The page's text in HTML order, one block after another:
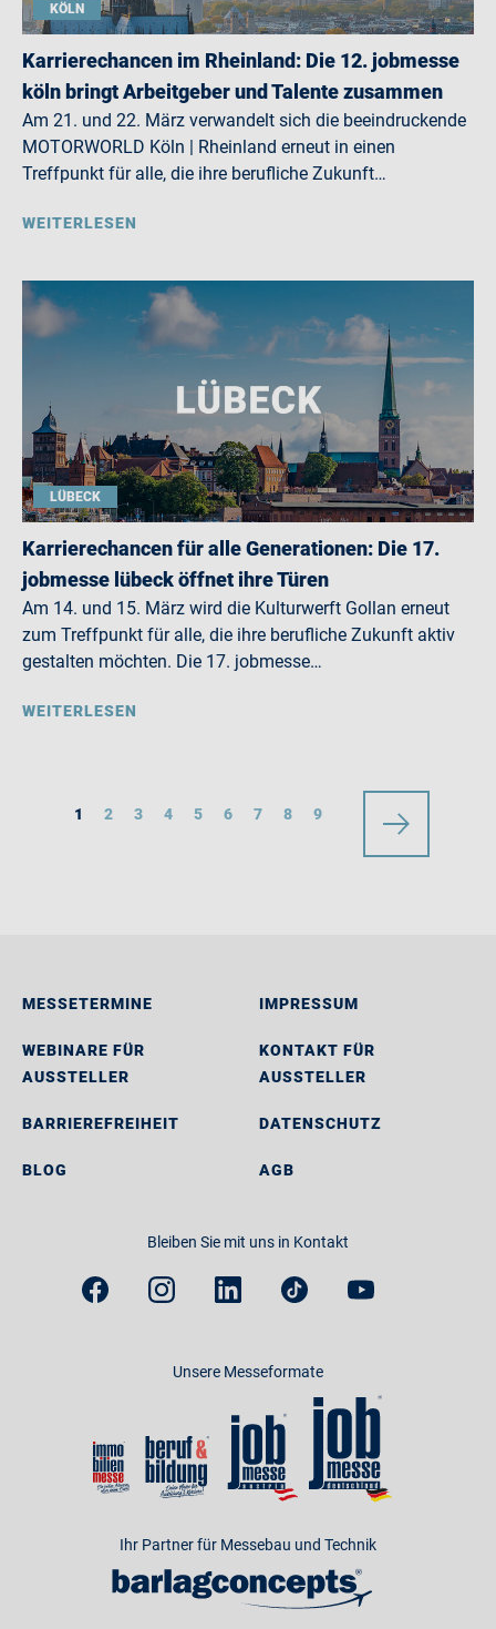
KÖLN
Karrierechancen im Rheinland: Die 12. jobmesse
köln bringt Arbeitgeber und Talente zusammen
Am 21. und 22. März verwandelt sich die beeindruckende
MOTORWORLD Köln | Rheinland erneut in einen
Treffpunkt für alle, die ihre berufliche Zukunft…
WEITERLESEN
LÜBECK
Karrierechancen für alle Generationen: Die 17.
jobmesse lübeck öffnet ihre Türen
Am 14. und 15. März wird die Kulturwerft Gollan erneut
zum Treffpunkt für alle, die ihre berufliche Zukunft aktiv
gestalten möchten. Die 17. jobmesse…
WEITERLESEN
1 2 3 4 5 6 7 8 9
MESSETERMINE
WEBINARE FÜR
AUSSTELLER
BARRIEREFREIHEIT
BLOG
IMPRESSUM
KONTAKT FÜR
AUSSTELLER
DATENSCHUTZ
AGB
Bleiben Sie mit uns in Kontakt
Unsere Messeformate
Ihr Partner für Messebau und Technik